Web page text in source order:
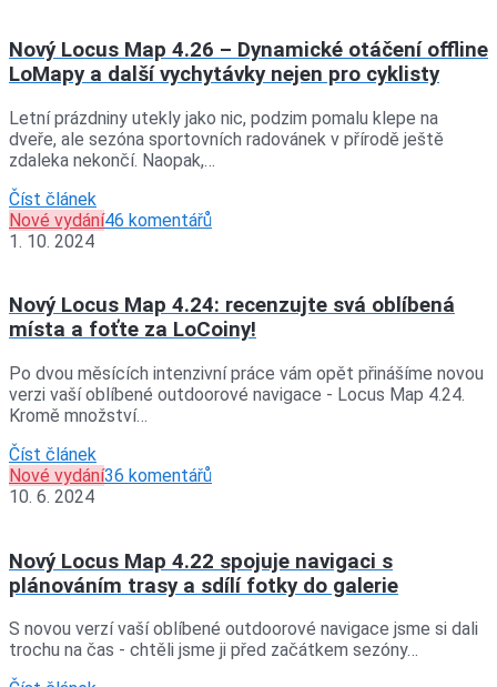
Nový Locus Map 4.26 – Dynamické otáčení offline
LoMapy a další vychytávky nejen pro cyklisty
Letní prázdniny utekly jako nic, podzim pomalu klepe na
dveře, ale sezóna sportovních radovánek v přírodě ještě
zdaleka nekončí. Naopak,…
Číst článek
Nové vydání46 komentářů
1. 10. 2024
Nový Locus Map 4.24: recenzujte svá oblíbená
místa a foťte za LoCoiny!
Po dvou měsících intenzivní práce vám opět přinášíme novou
verzi vaší oblíbené outdoorové navigace - Locus Map 4.24.
Kromě množství…
Číst článek
Nové vydání36 komentářů
10. 6. 2024
Nový Locus Map 4.22 spojuje navigaci s
plánováním trasy a sdílí fotky do galerie
S novou verzí vaší oblíbené outdoorové navigace jsme si dali
trochu na čas - chtěli jsme ji před začátkem sezóny…